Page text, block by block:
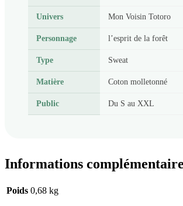
Univers Mon Voisin Totoro
Personnage l’esprit de la forêt
Type Sweat
Matière Coton molletonné
Public Du S au XXL
Informations
Poids 0,68 kg